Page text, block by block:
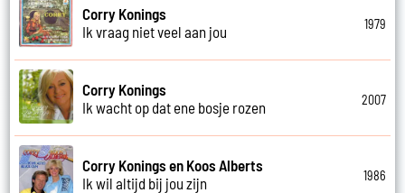
Corry Konings
Ik vraag niet veel aan jou
1979
Corry Konings
Ik wacht op dat ene bosje rozen
2007
Corry Konings en Koos Alberts
Ik wil altijd bij jou zijn
1986